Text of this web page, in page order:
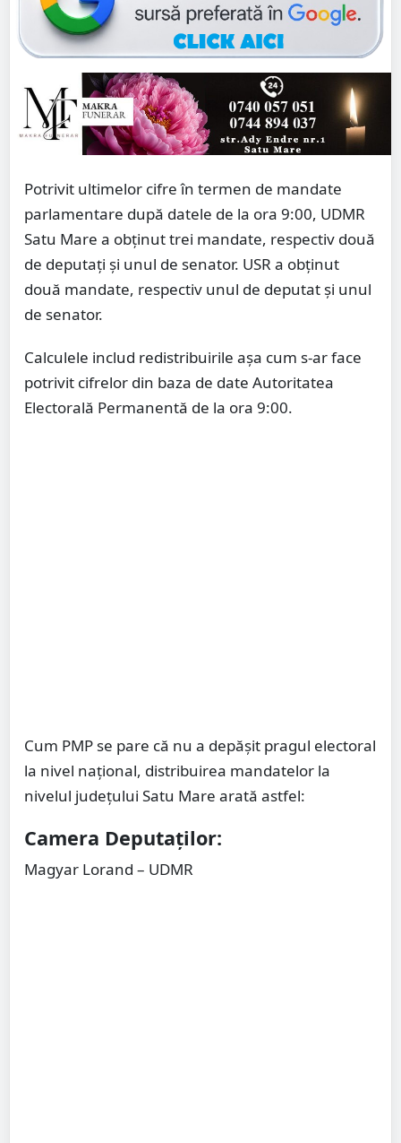
Potrivit ultimelor cifre în termen de mandate
parlamentare după datele de la ora 9:00, UDMR
Satu Mare a obținut trei mandate, respectiv două
de deputați și unul de senator. USR a obținut
două mandate, respectiv unul de deputat și unul
de senator.
Calculele includ redistribuirile așa cum s-ar face
potrivit cifrelor din baza de date Autoritatea
Electorală Permanentă de la ora 9:00.
Cum PMP se pare că nu a depășit pragul electoral
la nivel național, distribuirea mandatelor la
nivelul județului Satu Mare arată astfel:
Camera Deputaților:
Magyar Lorand – UDMR